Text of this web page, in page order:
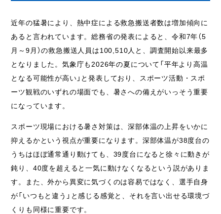
近年の猛暑により、熱中症による救急搬送者数は増加傾向に
あると言われています。総務省の発表によると、令和7年（5
月～9月）の救急搬送人員は100,510人と、調査開始以来最多
となりました。気象庁も2026年の夏について「平年より高温
となる可能性が高い」と発表しており、スポーツ活動・スポ
ーツ観戦のいずれの場面でも、暑さへの備えがいっそう重要
になっています。
スポーツ現場における暑さ対策は、深部体温の上昇をいかに
抑えるかという視点が重要になります。深部体温が38度台の
うちはほぼ通常通り動けても、39度台になると徐々に動きが
鈍り、40度を超えると一気に動けなくなるという説がありま
す。また、外から異変に気づくのは容易ではなく、選手自身
が「いつもと違う」と感じる感覚と、それを言い出せる環境づ
くりも同様に重要です。